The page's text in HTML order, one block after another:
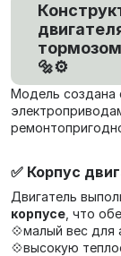
🔩⚙️
Модель создана
✅ Корпус
Двигатель
корпусе , что
💠малый вес
💠высокую